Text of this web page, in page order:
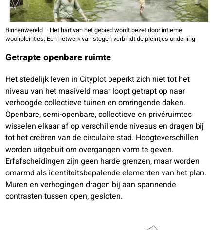
Binnenwereld – Het hart van het gebied wordt bezet door intieme
woonpleintjes, Een netwerk van stegen verbindt de pleintjes onderling
Getrapte openbare ruimte
Het stedelijk leven in Cityplot beperkt zich niet tot het
niveau van het maaiveld maar loopt getrapt op naar
verhoogde collectieve tuinen en omringende daken.
Openbare, semi-openbare, collectieve en privéruimtes
wisselen elkaar af op verschillende niveaus en dragen bij
tot het creëren van de circulaire stad. Hoogteverschillen
worden uitgebuit om overgangen vorm te geven.
Erfafscheidingen zijn geen harde grenzen, maar worden
omarmd als identiteitsbepalende elementen van het plan.
Muren en verhogingen dragen bij aan spannende
contrasten tussen open, gesloten.